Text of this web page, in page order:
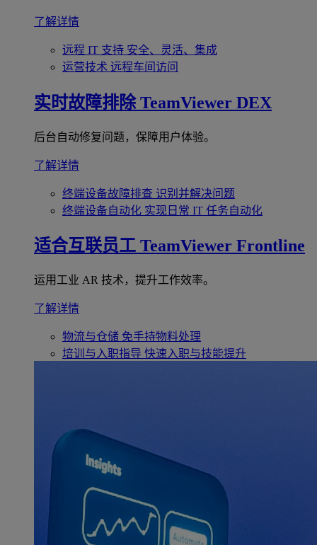
了解详情
远程 IT 支持 安全、灵活、集成
运营技术 远程车间访问
实时故障排除 TeamViewer DEX
后台自动修复问题，保障用户体验。
了解详情
终端设备故障排查 识别并解决问题
终端设备自动化 实现日常 IT 任务自动化
适合互联员工 TeamViewer Frontline
运用工业 AR 技术，提升工作效率。
了解详情
物流与仓储 免手持物料处理
培训与入职指导 快速入职与技能提升